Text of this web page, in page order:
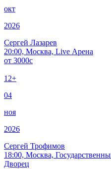
окт
2026
Сергей Лазарев
20:00, Москва, Live Арена
от 3000c
12+
04
ноя
2026
Сергей Трофимов
18:00, Москва,
Дворец